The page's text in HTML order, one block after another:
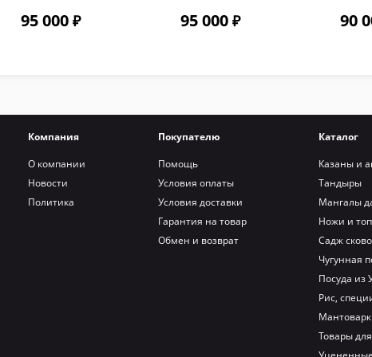
термометром цвет
95 000
термометром цвет
95 000 90
Компания
О компании
Новости
Политика
Покупателю
Помощь
Условия оплаты
Условия доставки
Гарантия на товар
Обмен и возврат
Каталог
Казаны и
Тандыры
Мангалы
Ножи и
Садж
Чугунная
Посуда из
Рис,
Товары